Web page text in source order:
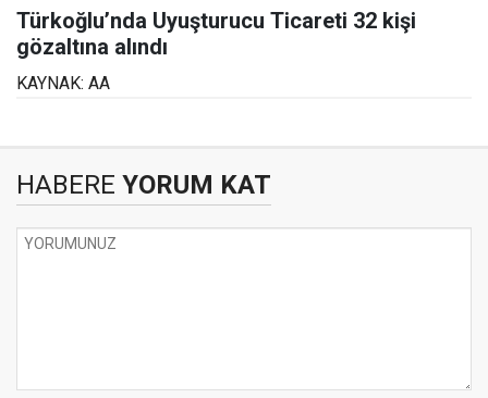
Türkoğlu’nda Uyuşturucu Ticareti 32 kişi
gözaltına alındı
KAYNAK: AA
HABERE YORUM KAT